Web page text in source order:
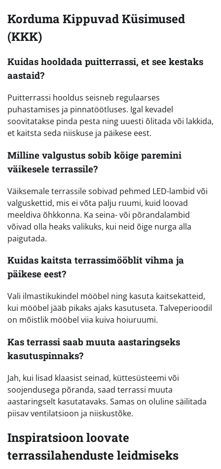
Korduma Kippuvad Küsimused
(KKK)
Kuidas hooldada puitterrassi, et see kestaks
aastaid?
Puitterrassi hooldus seisneb regulaarses
puhastamises ja pinnatöötluses. Igal kevadel
soovitatakse pinda pesta ning uuesti õlitada või lakkida,
et kaitsta seda niiskuse ja päikese eest.
Milline valgustus sobib kõige paremini
väikesele terrassile?
Väiksemale terrassile sobivad pehmed LED-lambid või
valguskettid, mis ei võta palju ruumi, kuid loovad
meeldiva õhkkonna. Ka seina- või põrandalambid
võivad olla heaks valikuks, kui neid õige nurga alla
paigutada.
Kuidas kaitsta terrassimööblit vihma ja
päikese eest?
Vali ilmastikukindel mööbel ning kasuta kaitsekatteid,
kui mööbel jääb pikaks ajaks kasutuseta. Talveperioodil
on mõistlik mööbel viia kuiva hoiuruumi.
Kas terrassi saab muuta aastaringseks
kasutuspinnaks?
Jah, kui lisad klaasist seinad, küttesüsteemi või
soojendusega põranda, saad terrassi muuta
aastaringselt kasutatavaks. Samas on oluline säilitada
piisav ventilatsioon ja niiskustõke.
Inspiratsioon loovate
terrassilahenduste leidmiseks